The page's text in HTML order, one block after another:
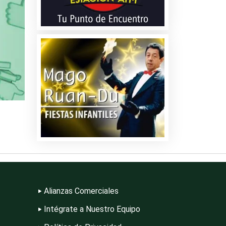
Alianzas Comerciales
Intégrate a Nuestro Equipo